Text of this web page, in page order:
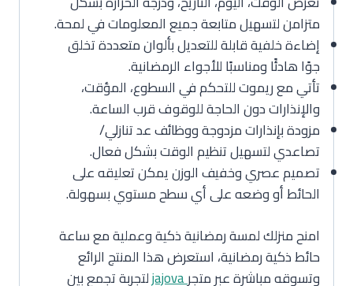
متزامن لتسهيل متابعة جميع المعلومات في لمحة.
إضاءة خلفية قابلة للتعديل بألوان متعددة تخلق
جوًا هادئًا ومناسبًا للأجواء الرمضانية.
تأتي مع ريموت للتحكم في السطوع، المؤقت،
والإنذارات دون الحاجة للوقوف قرب الساعة.
مزودة بإنذارات مزدوجة ووظائف عد تنازلي/
تصاعدي لتسهيل تنظيم الوقت بشكل فعال.
تصميم عصري وخفيف الوزن يمكن تعليقه على
الحائط أو وضعه على أي سطح مستوي بسهولة.
امنح منزلك لمسة رمضانية ذكية وعملية مع ساعة
حائط ذكية رمضانية، استعرض هذا المنتج الرائع
وتسوقه مباشرة عبر متجرjajovaلتجربة تجمع بين